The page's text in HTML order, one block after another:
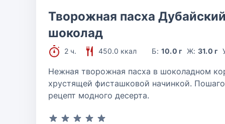
Творожная пасха
шоколад
2 ч. 450.0 ккал Б: 10.0 г Ж: 31.0 г
Нежная творожная пасха в шоколадном
хрустящей фисташковой начинкой.
рецепт модного десерта.